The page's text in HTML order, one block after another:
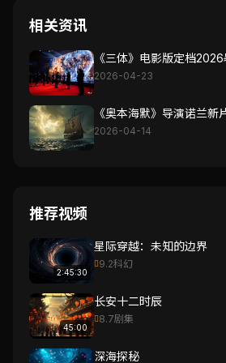
相关资讯
《三体》电影版定档
2026-04-23
《奥本海默》导演诺兰
2026-04-14
推荐视频
2:45:30
星际穿越：未知的边界
9.2科幻
45:00
长安十二时辰
8.7剧集
深海探秘